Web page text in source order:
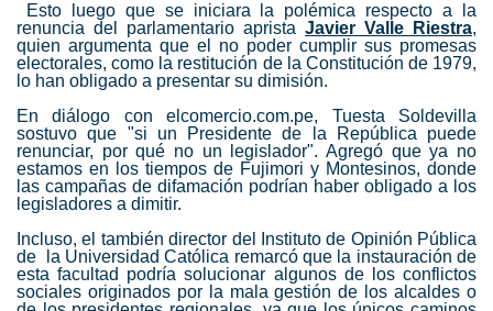
Esto luego que se iniciara la polémica respecto a la
renuncia del parlamentario aprista Javier Valle Riestra,
quien argumenta que el no poder cumplir sus promesas
electorales, como la restitución de la Constitución de 1979,
lo han obligado a presentar su dimisión.
En diálogo con elcomercio.com.pe, Tuesta Soldevilla
sostuvo que "si un Presidente de la República puede
renunciar, por qué no un legislador". Agregó que ya no
estamos en los tiempos de Fujimori y Montesinos, donde
las campañas de difamación podrían haber obligado a los
legisladores a dimitir.
Incluso, el también director del Instituto de Opinión Pública
de la Universidad Católica remarcó que la instauración de
esta facultad podría solucionar algunos de los conflictos
sociales originados por la mala gestión de los alcaldes o